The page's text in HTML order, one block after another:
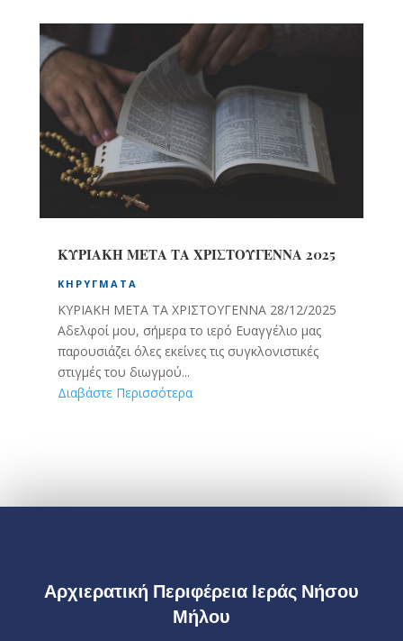
ΚΥΡΙΑΚΗ ΜΕΤΑ ΤΑ ΧΡΙΣΤΟΥΓΕΝΝΑ 2025
ΚΗΡΎΓΜΑΤΑ
ΚΥΡΙΑΚΗ ΜΕΤΑ ΤΑ ΧΡΙΣΤΟΥΓΕΝΝΑ 28/12/2025
Αδελφοί μου, σήμερα το ιερό Ευαγγέλιο μας
παρουσιάζει όλες εκείνες τις συγκλονιστικές
στιγμές του διωγμού...
Διαβάστε Περισσότερα
Αρχιερατική Περιφέρεια Ιεράς Νήσου
Μήλου